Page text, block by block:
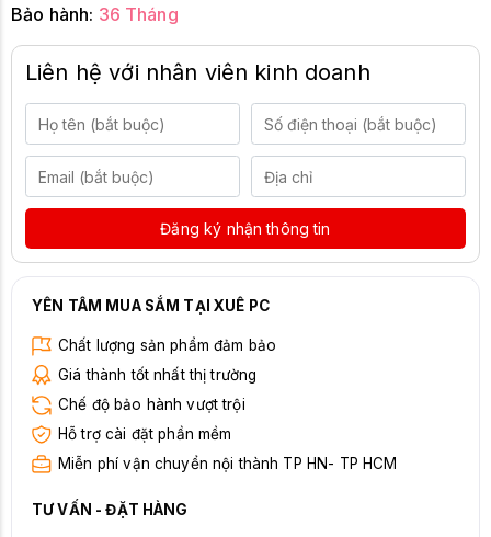
Bảo hành: 36 Tháng
Liên hệ với nhân viên kinh doanh
Đăng ký nhận thông tin
YÊN TÂM MUA SẮM TẠI XUÊ PC
Chất lượng sản phẩm đảm bảo
Giá thành tốt nhất thị trường
Chế độ bảo hành vượt trội
Hỗ trợ cài đặt phần mềm
Miễn phí vận chuyển nội thành TP HN- TP HCM
TƯ VẤN - ĐẶT HÀNG